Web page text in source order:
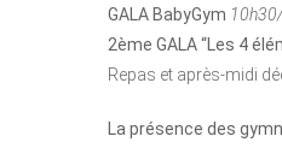
GALA BabyGym
2ème GALA “Les 4
Repas et après-midi
La présence des